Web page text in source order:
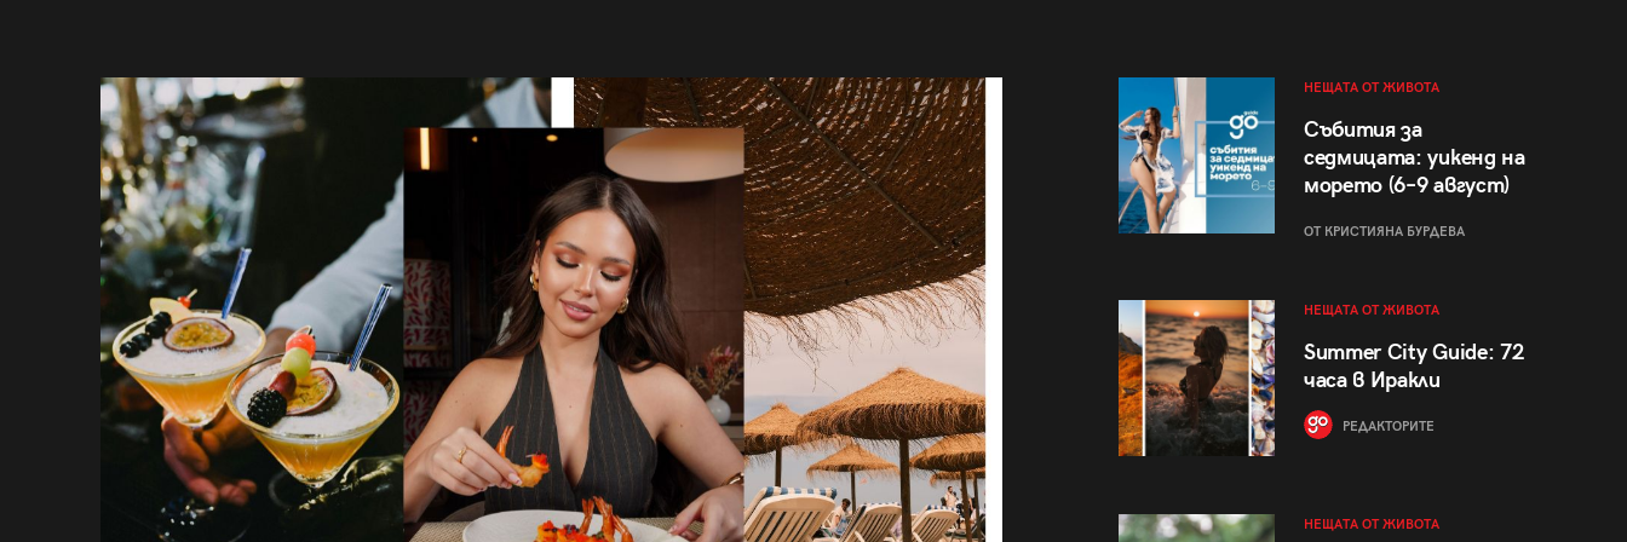
НЕЩАТА ОТ ЖИВОТА
Събития за
седмицата: уикенд на
морето (6–9 август)
ОТ КРИСТИЯНА БУРДЕВА
НЕЩАТА ОТ ЖИВОТА
Summer City Guide: 72
часа в Иракли
РЕДАКТОРИТЕ
НЕЩАТА ОТ ЖИВОТА